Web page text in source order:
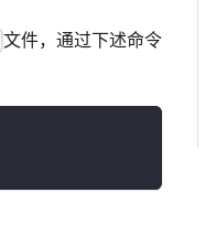
文件，通过下述命令